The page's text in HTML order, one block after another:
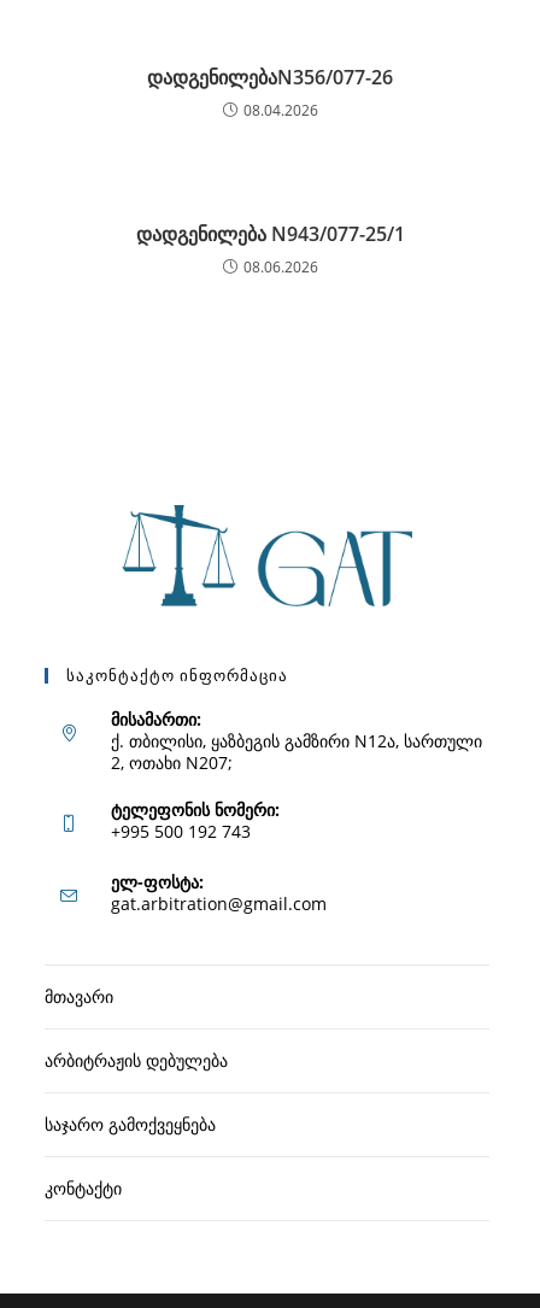
დადგენილებაN356/077-26
08.04.2026
დადგენილება N943/077-25/1
08.06.2026
Საკონტაქტო Ინფორმაცია
მისამართი:
ქ. თბილისი, ყაზბეგის გამზირი N12ა, სართული
2, ოთახი N207;
ტელეფონის ნომერი:
+995 500 192 743
in
application
ელ-ფოსტა:
gat.arbitration@gmail.com
მთავარი
არბიტრაჟის დებულება
საჯარო გამოქვეყნება
კონტაქტი